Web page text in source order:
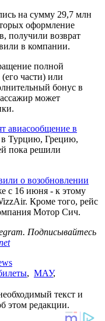
на сумму 29,7 млн
оформление
получили возврат
в компании.
полной
части) или
бонус в
может
авиасообщение в
в Турцию, Грецию,
пока решили
о возобновлении
с 16 июня - к этому
Кроме того, рейс
Мотор Сич.
Подписывайтесь
, МАУ,
текст и
этом редакции.